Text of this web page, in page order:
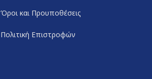
Όροι και Προυποθέσεις
Πολιτική Επιστροφών